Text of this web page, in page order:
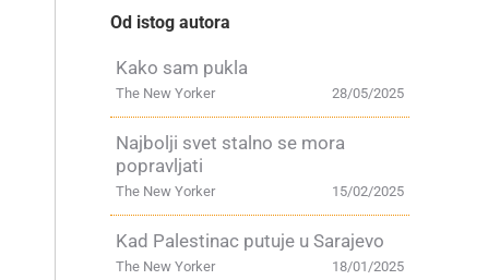
Od istog autora
Kako sam pukla
28/05/2025
The New Yorker
Najbolji svet stalno se mora
popravljati
15/02/2025
The New Yorker
Kad Palestinac putuje u Sarajevo
18/01/2025
The New Yorker